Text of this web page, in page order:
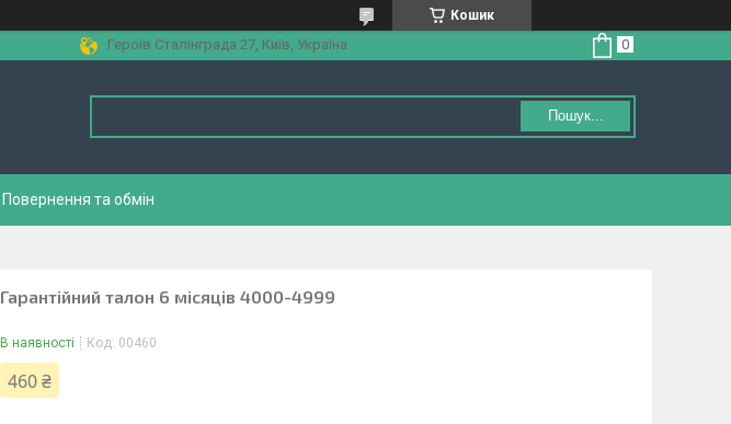
Кошик
Героїв Сталінграда 27, Київ, Україна
Пошук...
Повернення та обмін
Гарантійний талон 6 місяців 4000-4999
В наявності Код: 00460
460 ₴